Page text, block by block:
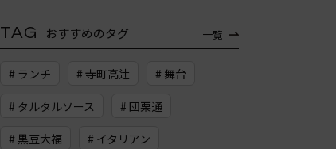
TAG おすすめのタグ 一覧
# ランチ # 寺町高辻 # 舞台
# タルタルソース # 団栗通
# 黒豆大福 # イタリアン